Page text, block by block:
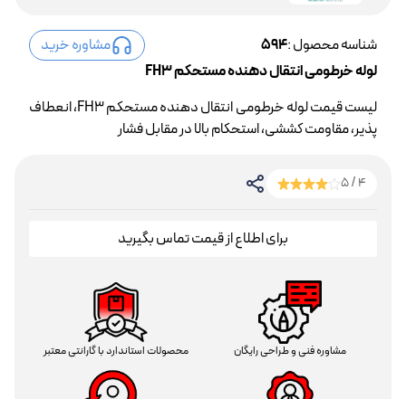
شناسه محصول :594
مشاوره خرید
لوله خرطومی انتقال دهنده مستحکم FH3
لیست قیمت لوله خرطومی انتقال دهنده مستحکم FH3، انعطاف
پذیر، مقاومت کششی، استحکام بالا در مقابل فشار
4 / 5
برای اطلاع از قیمت تماس بگیرید
مشاوره فنی و طراحی رایگان محصولات استاندارد با گارانتی معتبر